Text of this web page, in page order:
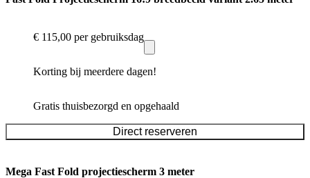
€ 115,00 per gebruiksdag
Korting bij meerdere dagen!
Gratis thuisbezorgd en opgehaald
Direct reserveren
Mega Fast Fold projectiescherm 3 meter